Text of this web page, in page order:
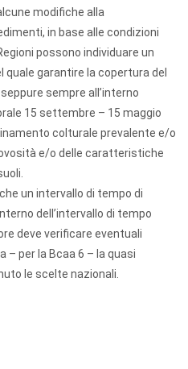
modifiche alla
in base alle condizioni
possono individuare un
garantire la copertura del
sempre all’interno
15 settembre – 15 maggio
colturale prevalente e/o
e/o delle caratteristiche
un intervallo di tempo di
dell’intervallo di tempo
deve verificare eventuali
– per la Bcaa 6 – la quasi
le scelte nazionali.